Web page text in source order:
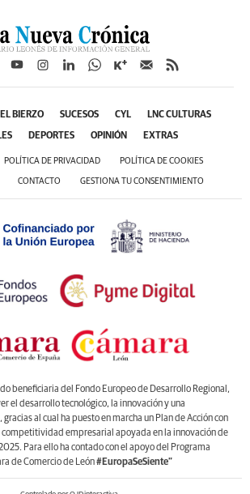
EL BIERZO SUCESOS CYL LNC CULTURAS
DEPORTES OPINIÓN EXTRAS
POLÍTICA DE PRIVACIDAD POLÍTICA DE COOKIES
CONTACTO GESTIONA TU CONSENTIMIENTO
beneficiaria del Fondo Europeo de Desarrollo Regional,
el desarrollo tecnológico, la innovación y una
al cual ha puesto en marcha un Plan de Acción con
empresarial apoyada en la innovación de
Para ello ha contado con el apoyo del Programa
de Comercio de León#EuropaSeSiente”